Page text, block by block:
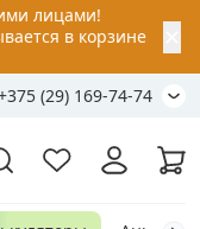
лицами!
в корзине
(29) 169-74-74